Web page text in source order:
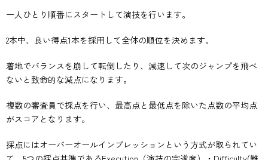
一人ひとり順番にスタートして演技を行います。
2本中、良い得点1本を採用して全体の順位を決めます。
着地でバランスを崩して転倒したり、減速して次のジャンプを飛べ
ないと致命的な減点になります。
複数の審査員で採点を行い、最高点と最低点を除いた点数の平均点
がスコアとなります。
採点にはオーバーオールインプレッションという方式が取られてい